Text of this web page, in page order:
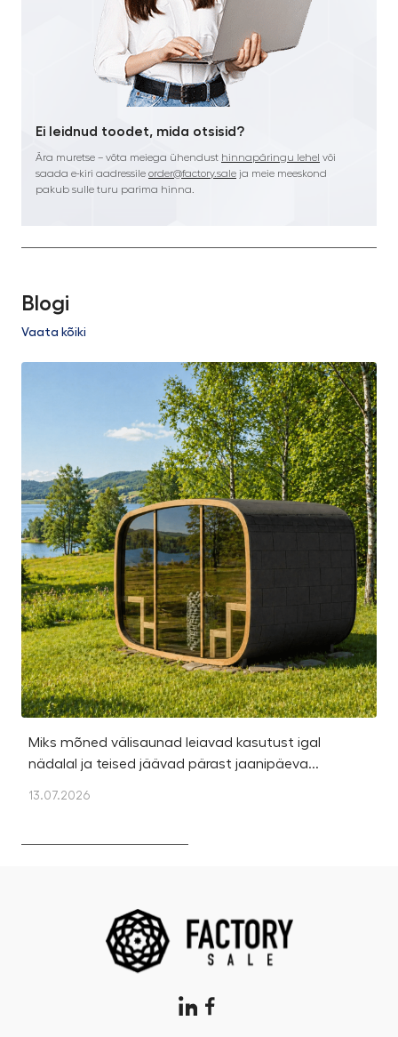
Ei leidnud toodet, mida otsisid?
Ära muretse – võta meiega ühendust hinnapäringu lehel või
saada e-kiri aadressile order@factory.sale ja meie meeskond
pakub sulle turu parima hinna.
Blogi
Vaata kõiki
Miks mõned välisaunad leiavad kasutust igal
nädalal ja teised jäävad pärast jaanipäeva...
13.07.2026